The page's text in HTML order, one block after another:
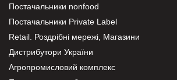
Постачальники nonfood
Постачальники Private Label
Retail. Роздрібні мережі, Магазини
Дистрибутори України
Агропромисловий комплекс